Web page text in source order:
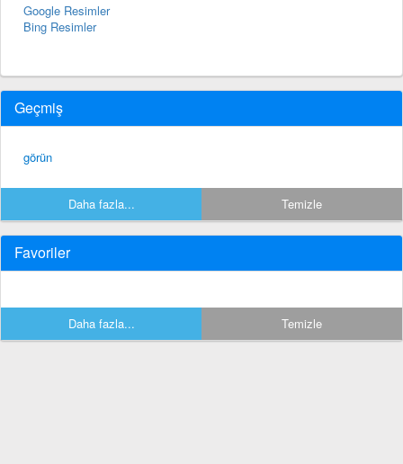
Google Resimler
Bing Resimler
Geçmiş
görün
Daha fazla... Temizle
Favoriler
Daha fazla... Temizle